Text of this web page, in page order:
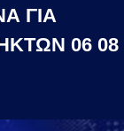
ΓΙΑ
06 08